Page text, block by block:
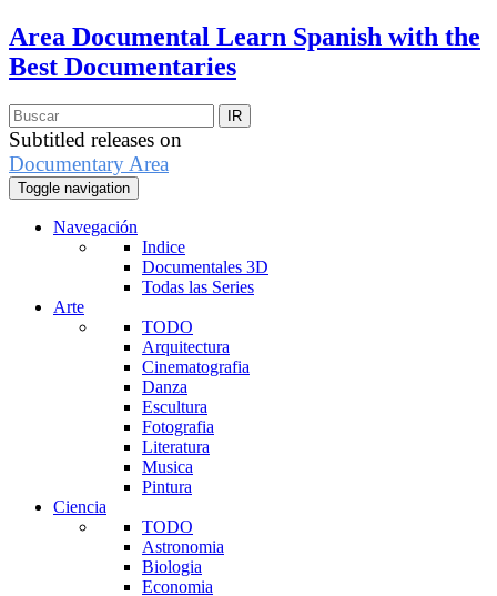
Area Documental Learn Spanish with the
Best Documentaries
Subtitled releases on
Documentary Area
Toggle navigation
Navegación
Indice
Documentales 3D
Todas las Series
Arte
TODO
Arquitectura
Cinematografia
Danza
Escultura
Fotografia
Literatura
Musica
Pintura
Ciencia
TODO
Astronomia
Biologia
Economia